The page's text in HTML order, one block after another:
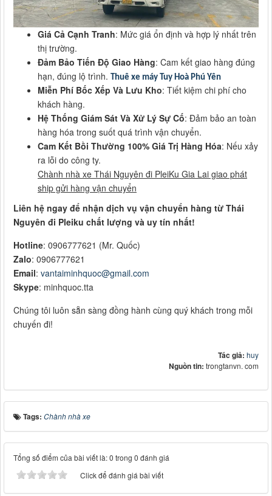
Giá Cả Cạnh Tranh: Mức giá ổn định và hợp lý nhất trên
thị trường.
Đảm Bảo Tiến Độ Giao Hàng: Cam kết giao hàng đúng
hạn, đúng lộ trình. Thuê xe máy Tuy Hoà Phú Yên
Miễn Phí Bốc Xếp Và Lưu Kho: Tiết kiệm chi phí cho
khách hàng.
Hệ Thống Giám Sát Và Xử Lý Sự Cố: Đảm bảo an toàn
hàng hóa trong suốt quá trình vận chuyển.
Cam Kết Bồi Thường 100% Giá Trị Hàng Hóa: Nếu xảy
ra lỗi do công ty.
Chành nhà xe Thái Nguyên đi PleiKu Gia Lai giao phát
ship gửi hàng vận chuyển
Liên hệ ngay để nhận dịch vụ vận chuyển hàng từ Thái
Nguyên đi Pleiku chất lượng và uy tín nhất!
Hotline: 0906777621 (Mr. Quốc)
Zalo: 0906777621
Email: vantaiminhquoc@gmail.com
Skype: minhquoc.tta
Chúng tôi luôn sẵn sàng đồng hành cùng quý khách trong mỗi
chuyến đi!
Tác giả: huy
Nguồn tin: trongtanvn. com
Tags: Chành nhà xe
Tổng số điểm của bài viết là: 0 trong 0 đánh giá
Click để đánh giá bài viết